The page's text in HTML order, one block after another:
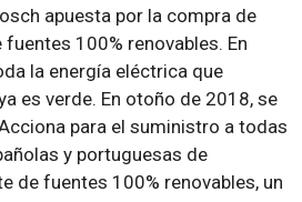
apuesta por la compra de
100% renovables. En
la energía eléctrica que
es verde. En otoño de 2018, se
para el suministro a todas
y portuguesas de
de fuentes 100% renovables, un